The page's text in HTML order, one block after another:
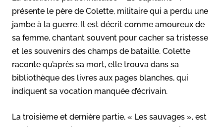
présente le père de Colette, militaire qui a perdu une
jambe à la guerre. Il est décrit comme amoureux de
sa femme, chantant souvent pour cacher sa tristesse
et les souvenirs des champs de bataille. Colette
raconte qu’après sa mort, elle trouva dans sa
bibliothèque des livres aux pages blanches, qui
indiquent sa vocation manquée d’écrivain.
La troisième et dernière partie, « Les sauvages », est